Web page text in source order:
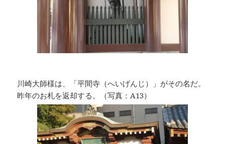
川崎大師様は、「平間寺（へいげんじ）」がその名だ。
昨年のお札を返却する。（写真：A13）